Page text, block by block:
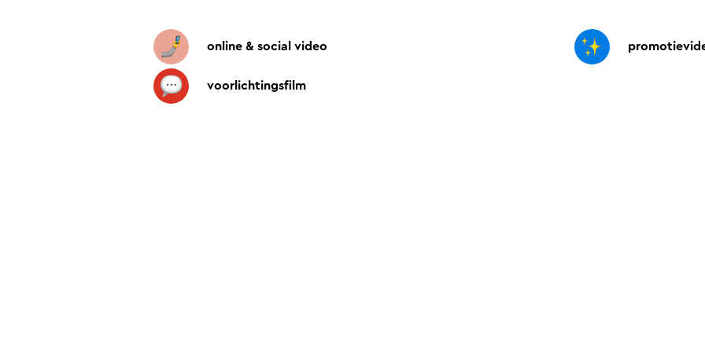
online & social video
voorlichtingsﬁlm